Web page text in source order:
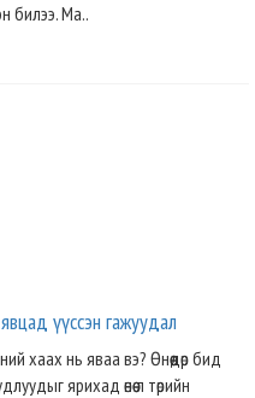
билээ. Ма..
үүссэн гажуудал
хаах нь яваа вэ? Өнөөдөр бид
ярихад өнөө л төрийн